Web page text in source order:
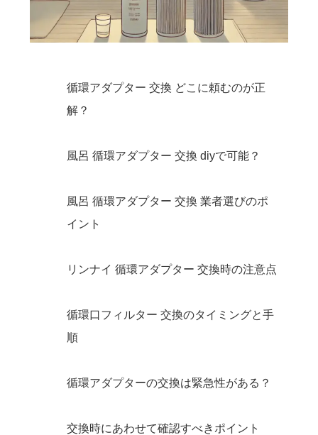
循環アダプター 交換 どこに頼むのが正
解？
風呂 循環アダプター 交換 diyで可能？
風呂 循環アダプター 交換 業者選びのポ
イント
リンナイ 循環アダプター 交換時の注意点
循環口フィルター 交換のタイミングと手
順
循環アダプターの交換は緊急性がある？
交換時にあわせて確認すべきポイント